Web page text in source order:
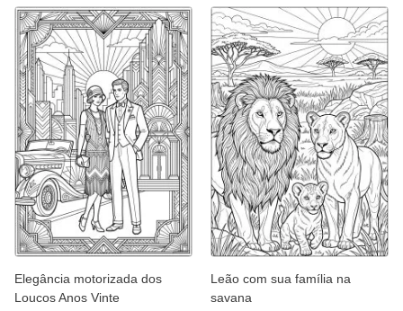
Elegância motorizada dos
Loucos Anos Vinte
Leão com sua família na
savana